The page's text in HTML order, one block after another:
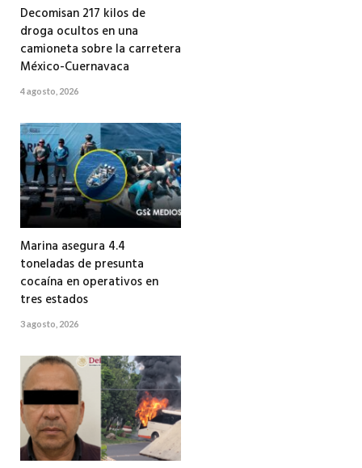
Decomisan 217 kilos de
droga ocultos en una
camioneta sobre la carretera
México-Cuernavaca
4 agosto, 2026
Marina asegura 4.4
toneladas de presunta
cocaína en operativos en
tres estados
3 agosto, 2026